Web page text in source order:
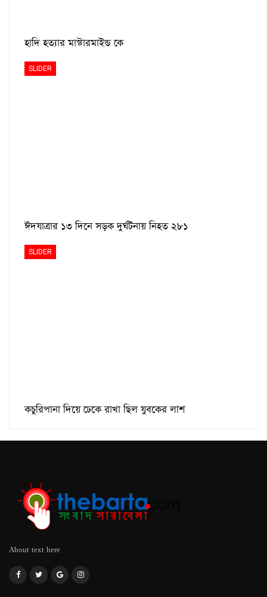
হাদি হত্যার মাস্টারমাইন্ড কে
SLIDER
ঈদযাত্রার ১৩ দিনে সড়ক দুর্ঘটনায় নিহত ২৮১
SLIDER
কচুরিপানা দিয়ে ঢেকে রাখা ছিল যুবকের লাশ
About text here